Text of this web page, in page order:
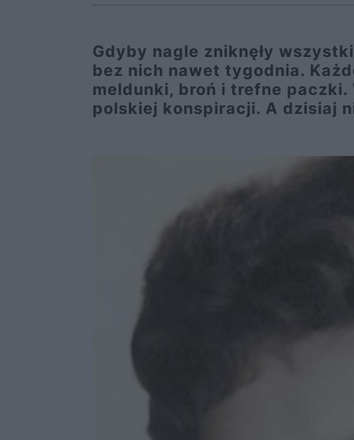
Gdyby nagle zniknęły
bez nich nawet tygodnia.
meldunki, broń i trefne
polskiej konspiracji. A dzisiaj